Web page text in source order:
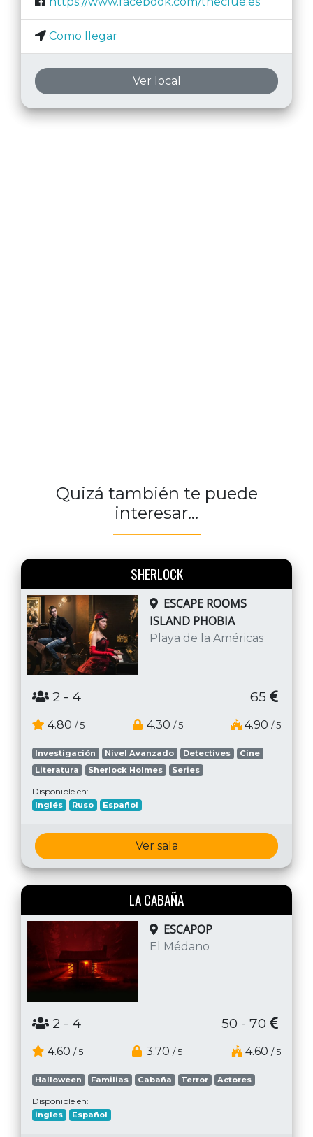
Como llegar
Ver local
Quizá también te puede
interesar...
SHERLOCK
ESCAPE ROOMS
ISLAND PHOBIA
Playa de la Américas
2 - 4 65
4.80 / 5 4.30 / 5 4.90 / 5
Investigación Nivel Avanzado Detectives
Cine
Literatura
Sherlock Holmes Series
Disponible en:
Inglés Ruso Español
Ver sala
LA CABAÑA
ESCAPOP
El Médano
2 - 4 50 - 70
4.60 / 5 3.70 / 5 4.60 / 5
Halloween Familias Cabaña Terror Actores
Disponible en:
ingles Español